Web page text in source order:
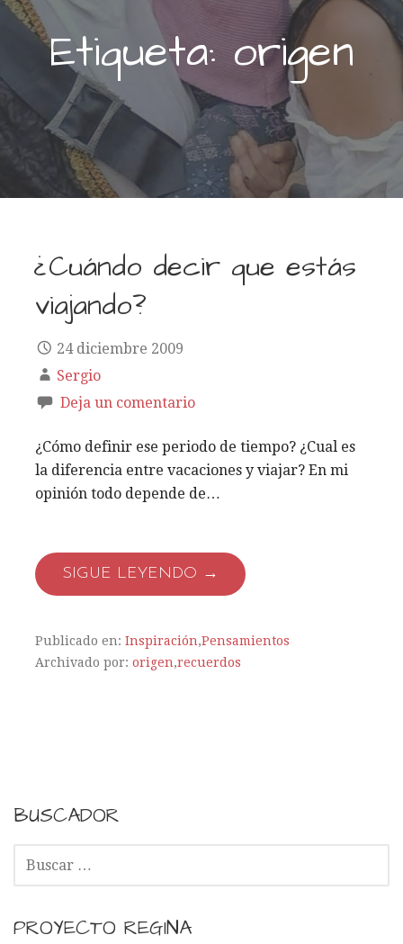
Etiqueta: origen
¿Cuándo decir que estás
viajando?
24 diciembre 2009
Sergio
Deja un comentario
¿Cómo definir ese periodo de tiempo? ¿Cual es
la diferencia entre vacaciones y viajar? En mi
opinión todo depende de…
SIGUE LEYENDO →
Publicado en: Inspiración,Pensamientos
Archivado por: origen,recuerdos
BUSCADOR
C
PROYECTO REGINA